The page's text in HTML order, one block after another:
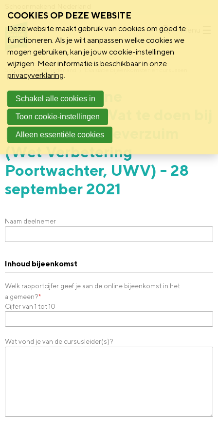
Menu
Schoonmakend Nederland
Evaluatie online
kennissessie: Wat te doen bij
langdurig ziekteverzuim
(Wet Verbetering
Poortwachter, UWV) - 28
september 2021
Naam deelnemer
Inhoud bijeenkomst
Welk rapportcijfer geef je aan de online bijeenkomst in het
algemeen?*
Cijfer van 1 tot 10
Wat vond je van de cursusleider(s)?
COOKIES OP DEZE WEBSITE
Deze website maakt gebruik van cookies om goed te
functioneren. Als je wilt aanpassen welke cookies we
mogen gebruiken, kan je jouw cookie-instellingen
wijzigen. Meer informatie is beschikbaar in onze
privacyverklaring.
Schakel alle cookies in
Toon cookie-instellingen
Alleen essentiële cookies